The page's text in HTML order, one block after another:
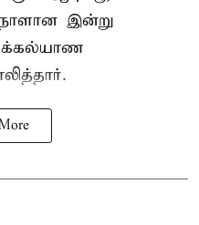
இன்று